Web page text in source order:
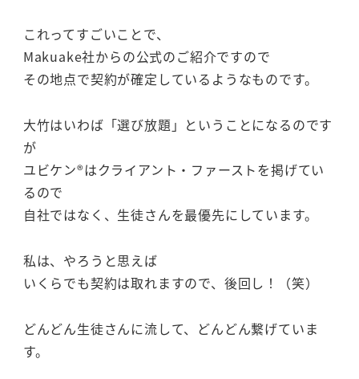
これってすごいことで、
Makuake社からの公式のご紹介ですので
その地点で契約が確定しているようなものです。
大竹はいわば「選び放題」ということになるのです
が
ユビケン®はクライアント・ファーストを掲げてい
るので
自社ではなく、生徒さんを最優先にしています。
私は、やろうと思えば
いくらでも契約は取れますので、後回し！（笑）
どんどん生徒さんに流して、どんどん繋げていま
す。